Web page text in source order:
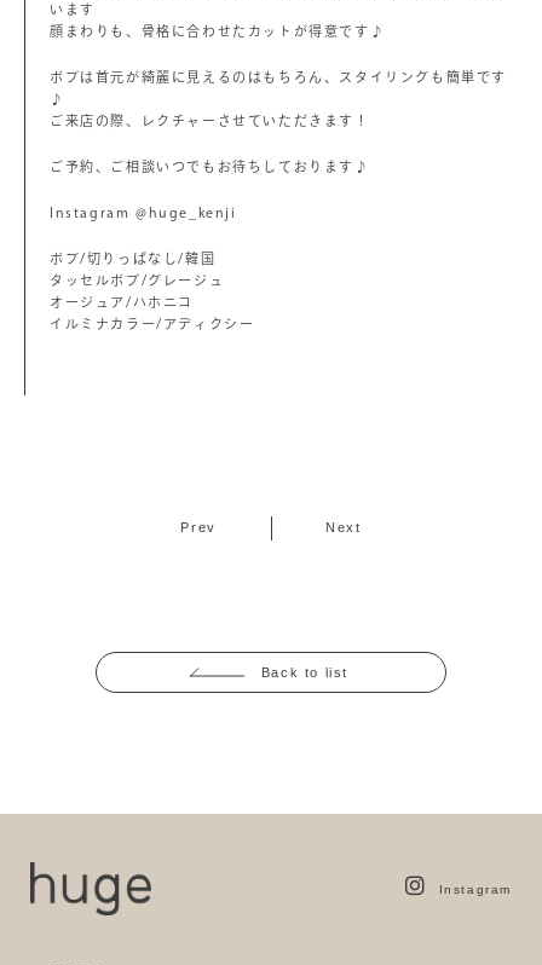
います
顔まわりも、骨格に合わせたカットが得意です♪
ボブは首元が綺麗に見えるのはもちろん、スタイリングも簡単です
♪
ご来店の際、レクチャーさせていただきます！
ご予約、ご相談いつでもお待ちしております♪
Instagram @huge_kenji
ボブ/切りっぱなし/韓国
タッセルボブ/グレージュ
オージュア/ハホニコ
イルミナカラー/アディクシー
Prev Next
Back to list
Instagram